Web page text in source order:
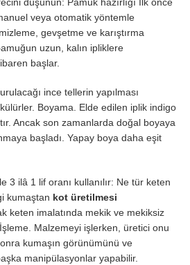
veya otomatik yöntemle
gevşetme ve karıştırma
uzun, kalın ipliklere
başlar.
ince tellerin yapılması
Boyama. Elde edilen iplik indigo
Ancak son zamanlarda doğal boyaya
başladı. Yapay boya daha eşit
3 ilâ 1 lif oranı kullanılır: Ne tür keten
kumaştan kot üretilmesi
keten imalatında mekik ve mekiksiz
Malzemeyi işlerken, üretici onu
kumaşın görünümünü ve
manipülasyonlar yapabilir.